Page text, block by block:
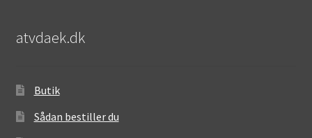
atvdaek.dk
Butik
Sådan bestiller du